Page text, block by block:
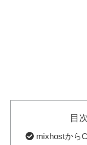
目次
mixhostから